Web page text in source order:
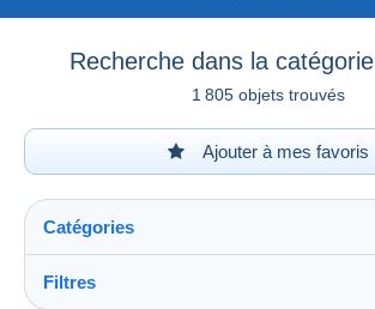
Recherche dans la catégorie
1 805 objets trouvés
Ajouter à mes favoris
Catégories
Filtres